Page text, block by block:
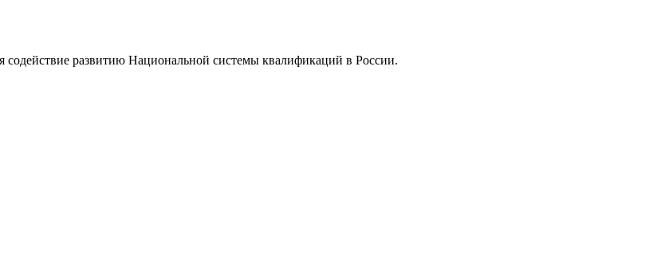
содействие развитию Национальной системы квалификаций в России.